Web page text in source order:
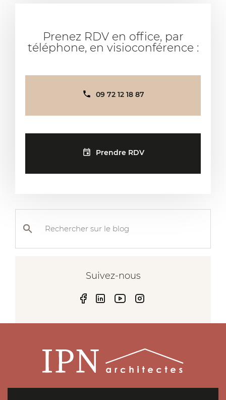
Prenez RDV en office, par
téléphone, en visioconférence :
09 72 12 18 87
Prendre RDV
Rechercher
blog
Suivez-nous